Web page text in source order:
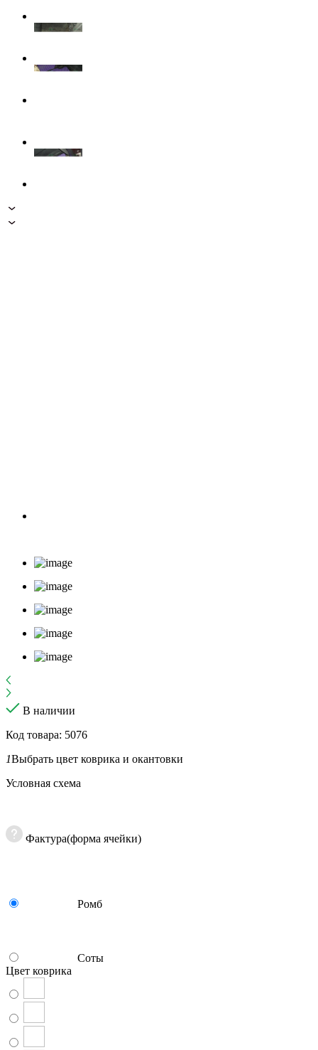
В наличии
Код товара: 5076
1Выбрать цвет коврика и окантовки
Условная схема
Фактура(форма ячейки)
Ромб
Соты
Цвет коврика